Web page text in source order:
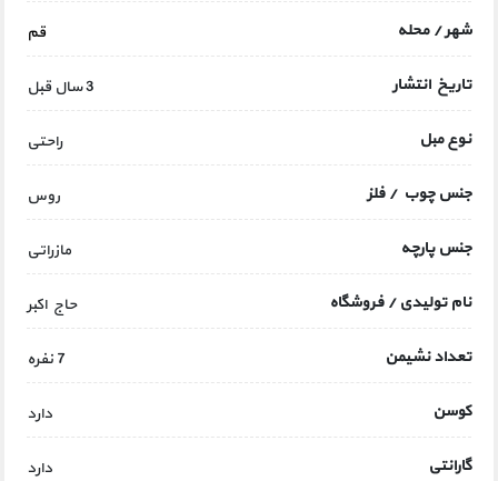
شهر / محله قم
تاریخ انتشار 3 سال قبل
نوع مبل راحتی
جنس چوب / فلز روس
جنس پارچه مازراتی
نام تولیدی / فروشگاه حاج اکبر
تعداد نشیمن 7 نفره
کوسن دارد
گارانتی دارد